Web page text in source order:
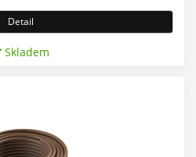
Detail
Skladem